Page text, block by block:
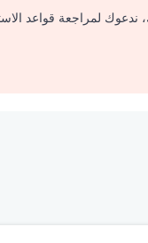
ندعوك لمراجعة قواعد